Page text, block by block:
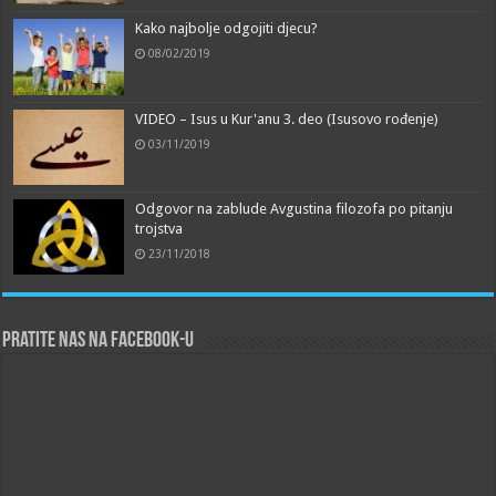
Kako najbolje odgojiti djecu?
08/02/2019
VIDEO – Isus u Kur'anu 3. deo (Isusovo rođenje)
03/11/2019
Odgovor na zablude Avgustina filozofa po pitanju
trojstva
23/11/2018
Pratite nas na Facebook-u